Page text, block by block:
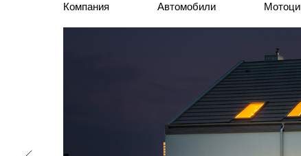
Компания Автомобили
Компания Автомобили